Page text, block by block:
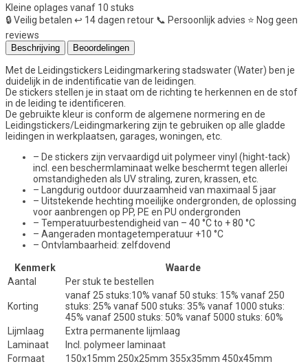
Kleine oplages vanaf 10 stuks
🔒Veilig betalen ↩️ 14 dagen retour 📞 Persoonlijk advies ⭐ Nog geen
reviews
Beschrijving Beoordelingen
Met de Leidingstickers Leidingmarkering stadswater (Water) ben je
duidelijk in de indentificatie van de leidingen.
De stickers stellen je in staat om de richting te herkennen en de stof
in de leiding te identificeren.
De gebruikte kleur is conform de algemene normering en de
Leidingstickers/Leidingmarkering zijn te gebruiken op alle gladde
leidingen in werkplaatsen, garages, woningen, etc.
– De stickers zijn vervaardigd uit polymeer vinyl (hight-tack)
incl. een beschermlaminaat welke beschermt tegen allerlei
omstandigheden als UV straling, zuren, krassen, etc.
– Langdurig outdoor duurzaamheid van maximaal 5 jaar
– Uitstekende hechting moeilijke ondergronden, de oplossing
voor aanbrengen op PP, PE en PU ondergronden
– Temperatuurbestendigheid van – 40 °C to + 80 °C
– Aangeraden montagetemperatuur +10 °C
– Ontvlambaarheid: zelfdovend
Kenmerk
Waarde
Aantal
Per stuk te bestellen
Korting
vanaf 25 stuks:10% vanaf 50 stuks: 15% vanaf 250
stuks: 25% vanaf 500 stuks: 35% vanaf 1000 stuks:
45% vanaf 2500 stuks: 50% vanaf 5000 stuks: 60%
Lijmlaag
Extra permanente lijmlaag
Laminaat
Incl. polymeer laminaat
Formaat
150x15mm 250x25mm 355x35mm 450x45mm